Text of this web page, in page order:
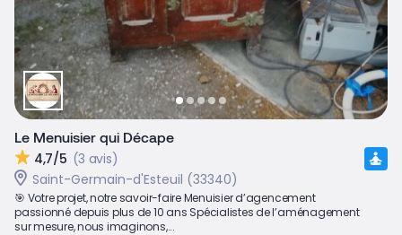
Le Menuisier qui Décape
4,7/5 (3 avis)
Saint-Germain-d'Esteuil (33340)
🎯 Votre projet, notre savoir-faire Menuisier d’agencement
passionné depuis plus de 10 ans Spécialistes de l’aménagement
sur mesure, nous imaginons,...